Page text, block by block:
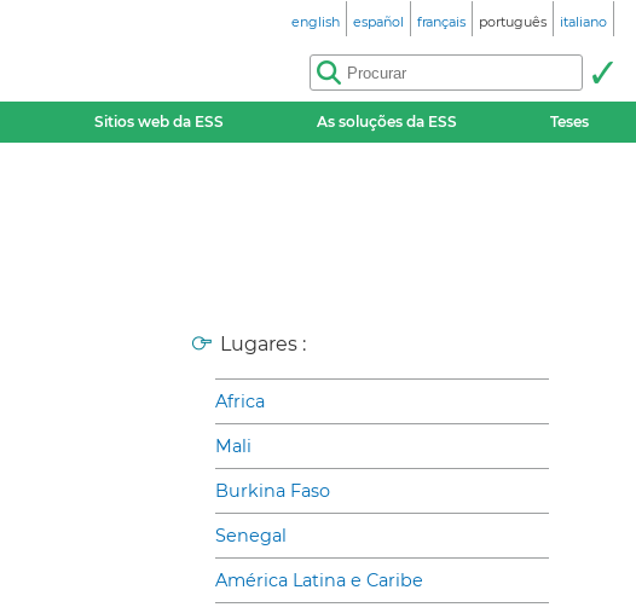
english español français português italiano
Sitios web da ESS As soluções da ESS Teses
Lugares :
Africa
Mali
Burkina Faso
Senegal
América Latina e Caribe